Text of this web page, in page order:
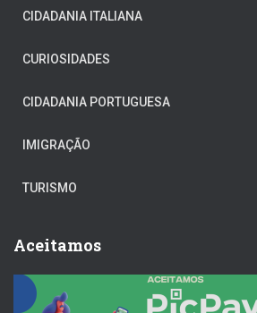
CIDADANIA ITALIANA
CURIOSIDADES
CIDADANIA PORTUGUESA
IMIGRAÇÃO
TURISMO
Aceitamos